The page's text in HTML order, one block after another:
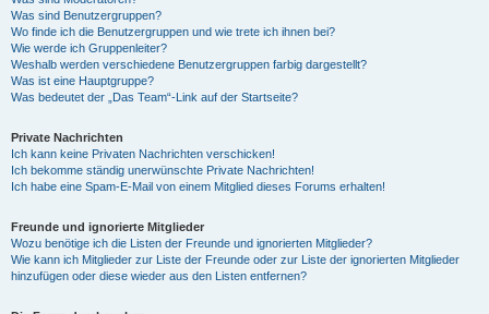
Was sind Benutzergruppen?
Wo finde ich die Benutzergruppen und wie trete ich ihnen bei?
Wie werde ich Gruppenleiter?
Weshalb werden verschiedene Benutzergruppen farbig dargestellt?
Was ist eine Hauptgruppe?
Was bedeutet der „Das Team“-Link auf der Startseite?
Private Nachrichten
Ich kann keine Privaten Nachrichten verschicken!
Ich bekomme ständig unerwünschte Private Nachrichten!
Ich habe eine Spam-E-Mail von einem Mitglied dieses Forums erhalten!
Freunde und ignorierte Mitglieder
Wozu benötige ich die Listen der Freunde und ignorierten Mitglieder?
Wie kann ich Mitglieder zur Liste der Freunde oder zur Liste der ignorierten Mitglieder
hinzufügen oder diese wieder aus den Listen entfernen?